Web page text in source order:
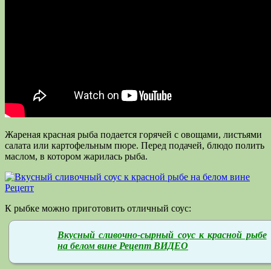
Жареная красная рыба подается горячей с овощами, листьями
салата или картофельным пюре. Перед подачей, блюдо полить
маслом, в котором жарилась рыба.
К рыбке можно приготовить отличный соус:
Вкусный сливочно-сырный соус к красной рыбе
на белом вине Рецепт ВИДЕО